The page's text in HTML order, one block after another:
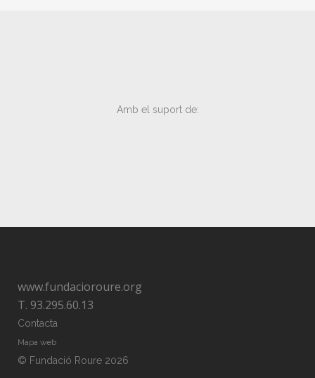
Amb el suport de:
www.fundacioroure.org
T. 93.295.60.13
Contacta
Mapa web
© Fundació Roure 2026